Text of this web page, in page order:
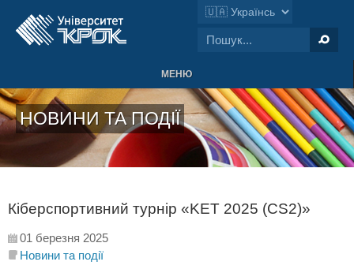
МЕНЮ
НОВИНИ ТА ПОДІЇ
Кіберспортивний турнір «KET 2025 (CS2)»
01 березня 2025
Новини та події